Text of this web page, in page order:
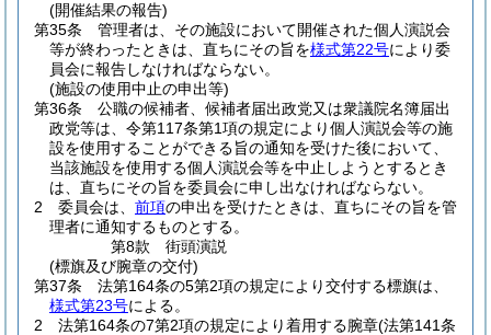
(開催結果の報告)
第35条
管理者は、その施設において開催された個人演説会
等が終わったときは、直ちにその旨を様式第22号により委
員会に報告しなければならない。
(施設の使用中止の申出等)
第36条
公職の候補者、候補者届出政党又は衆議院名簿届出
政党等は、令第117条第1項の規定により個人演説会等の施
設を使用することができる旨の通知を受けた後において、
当該施設を使用する個人演説会等を中止しようとするとき
は、直ちにその旨を委員会に申し出なければならない。
2
委員会は、 前項の申出を受けたときは、直ちにその旨を管
理者に通知するものとする。
第8款
街頭演説
(標旗及び腕章の交付)
第37条
法第164条の5第2項の規定により交付する標旗は、
様式第23号による。
2
法第164条の7第2項の規定により着用する腕章(法第141条